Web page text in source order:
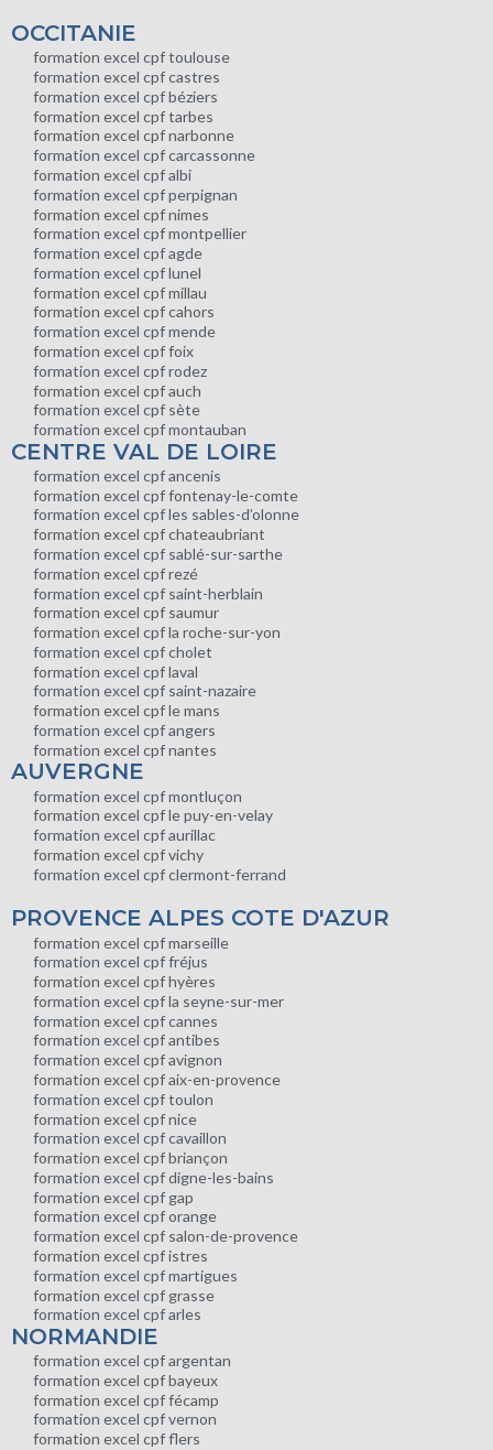
OCCITANIE
formation excel cpf toulouse
formation excel cpf castres
formation excel cpf béziers
formation excel cpf tarbes
formation excel cpf narbonne
formation excel cpf carcassonne
formation excel cpf albi
formation excel cpf perpignan
formation excel cpf nimes
formation excel cpf montpellier
formation excel cpf agde
formation excel cpf lunel
formation excel cpf millau
formation excel cpf cahors
formation excel cpf mende
formation excel cpf foix
formation excel cpf rodez
formation excel cpf auch
formation excel cpf sète
formation excel cpf montauban
CENTRE VAL DE LOIRE
formation excel cpf ancenis
formation excel cpf fontenay-le-comte
formation excel cpf les sables-d’olonne
formation excel cpf chateaubriant
formation excel cpf sablé-sur-sarthe
formation excel cpf rezé
formation excel cpf saint-herblain
formation excel cpf saumur
formation excel cpf la roche-sur-yon
formation excel cpf cholet
formation excel cpf laval
formation excel cpf saint-nazaire
formation excel cpf le mans
formation excel cpf angers
formation excel cpf nantes
AUVERGNE
formation excel cpf montluçon
formation excel cpf le puy-en-velay
formation excel cpf aurillac
formation excel cpf vichy
formation excel cpf clermont-ferrand
PROVENCE ALPES COTE D'AZUR
formation excel cpf marseille
formation excel cpf fréjus
formation excel cpf hyères
formation excel cpf la seyne-sur-mer
formation excel cpf cannes
formation excel cpf antibes
formation excel cpf avignon
formation excel cpf aix-en-provence
formation excel cpf toulon
formation excel cpf nice
formation excel cpf cavaillon
formation excel cpf briançon
formation excel cpf digne-les-bains
formation excel cpf gap
formation excel cpf orange
formation excel cpf salon-de-provence
formation excel cpf istres
formation excel cpf martigues
formation excel cpf grasse
formation excel cpf arles
NORMANDIE
formation excel cpf argentan
formation excel cpf bayeux
formation excel cpf fécamp
formation excel cpf vernon
formation excel cpf flers